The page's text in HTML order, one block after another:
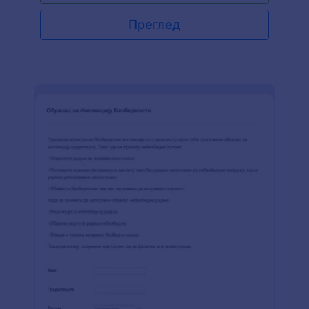
датум инспекције, време инспекције, број
извештаја, назив компаније, број дозволе, број
приколице, тип приколице, информације о
предмета и примедбе или напомене. Колона
одличном, добром или лошем стању и да ли је
доступано или не. Овај обрасца користи виџет
Преглед